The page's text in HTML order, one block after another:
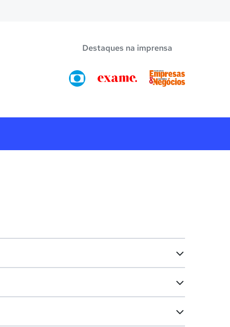
Destaques na imprensa